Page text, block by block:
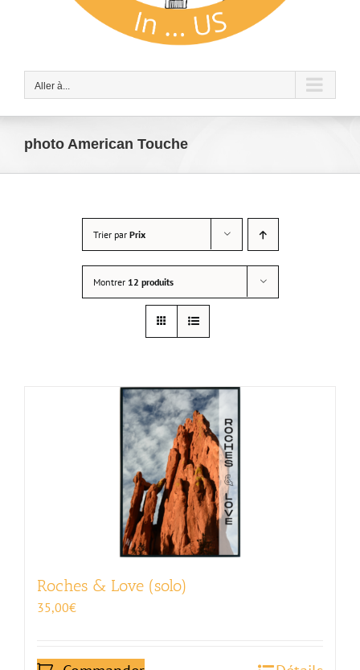
Aller à...
photo American Touche
Trier par Prix
Montrer 12 produits
Roches & Love (solo)
35,00€